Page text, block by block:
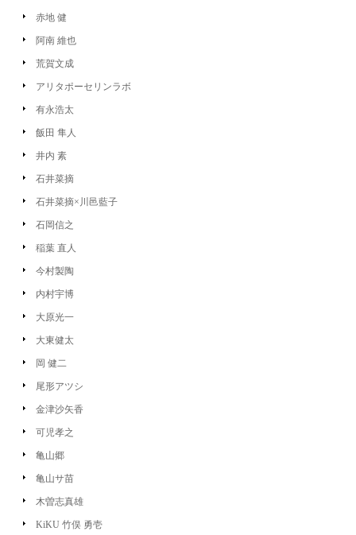
赤地 健
阿南 維也
荒賀文成
アリタポーセリンラボ
有永浩太
飯田 隼人
井内 素
石井菜摘
石井菜摘×川邑藍子
石岡信之
稲葉 直人
今村製陶
内村宇博
大原光一
大東健太
岡 健二
尾形アツシ
金津沙矢香
可児孝之
亀山郷
亀山サ苗
木曽志真雄
KiKU 竹俣 勇壱